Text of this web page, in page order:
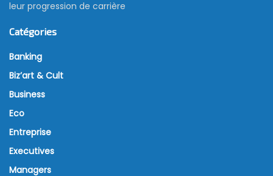
leur progression de carrière
Catégories
Banking
Biz’art & Cult
Business
Eco
Entreprise
Executives
Managers